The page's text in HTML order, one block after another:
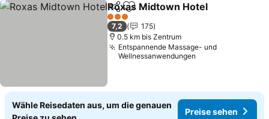
TeilenZu Favoriten hinzufügen
Roxas Midtown Hotel
3 Sterne
7,2
175
0.5 km bis Zentrum
Entspannende Massage- und
Wellnessanwendungen
Wähle Reisedaten aus, um die genauen
Preise sehen